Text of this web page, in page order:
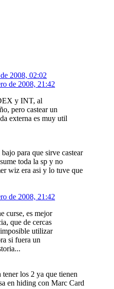
2008, 02:02
de 2008, 21:42
y INT, al
pero castear un
externa es muy util
para que sirve castear
toda la sp y no
wiz era asi y lo tuve que
de 2008, 21:42
curse, es mejor
que de cercas
utilizar
si fuera un
los 2 ya que tienen
en hiding con Marc Card